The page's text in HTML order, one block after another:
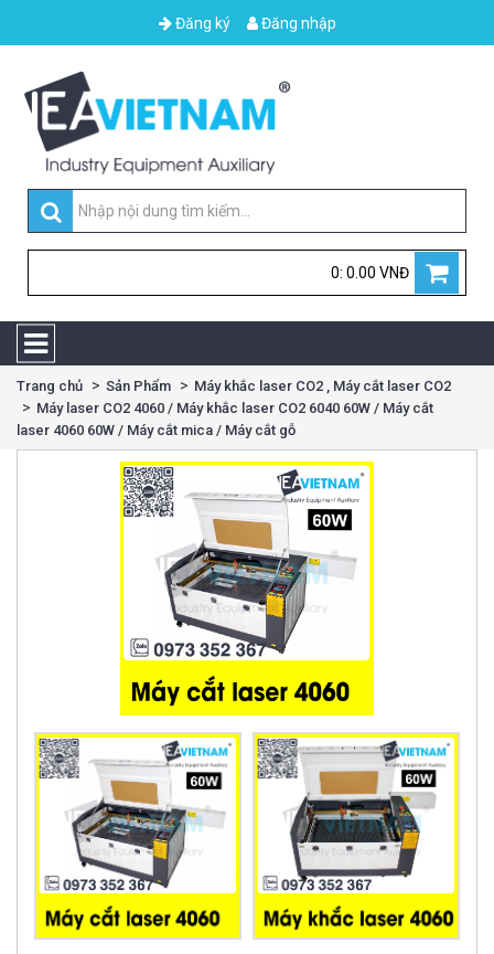
Đăng ký Đăng nhập
0: 0.00 VNĐ
Trang chủ Sản Phẩm
Máy khắc laser CO2 , Máy cắt laser CO2
Máy laser CO2 4060 / Máy khắc laser CO2 6040 60W / Máy cắt
laser 4060 60W / Máy cắt mica / Máy cắt gỗ